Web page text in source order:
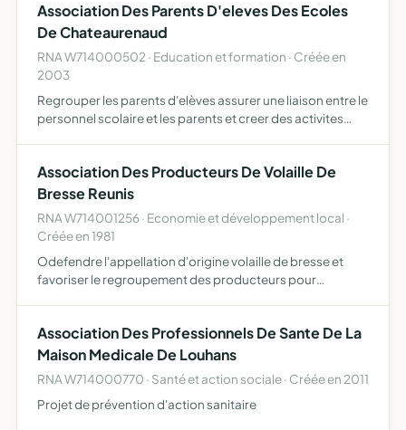
SCOLAIRE HENRI VINCENOT DE LOUHANS (71)PERMET…
Association Des Parents D'eleves Des Ecoles
De Chateaurenaud
RNA W714000502 · Education et formation · Créée en
2003
Regrouper les parents d'elèves assurer une liaison entre le
personnel scolaire et les parents et creer des activites
Association Des Producteurs De Volaille De
Bresse Reunis
RNA W714001256 · Economie et développement local ·
Créée en 1981
Odefendre l'appellation d'origine volaille de bresse et
favoriser le regroupement des producteurs pour
Association Des Professionnels De Sante De La
Maison Medicale De Louhans
RNA W714000770 · Santé et action sociale · Créée en 2011
Projet de prévention d'action sanitaire